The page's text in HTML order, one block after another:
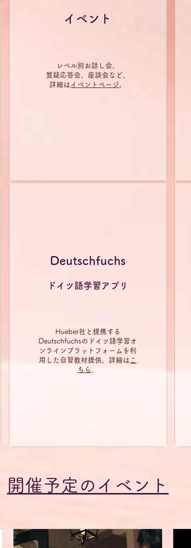
イベント
レベル別お話し会、
質疑応答会、座談会など。​
詳細は イベントページ​。
Deutschfuchs
ドイツ語学習アプリ
Hueber社と提携する
Deutschfuchsのドイツ語学習オ
ンラインプラットフォームを利
用した自習教材提供。詳細は こ
ちら 。
開催予定のイベント